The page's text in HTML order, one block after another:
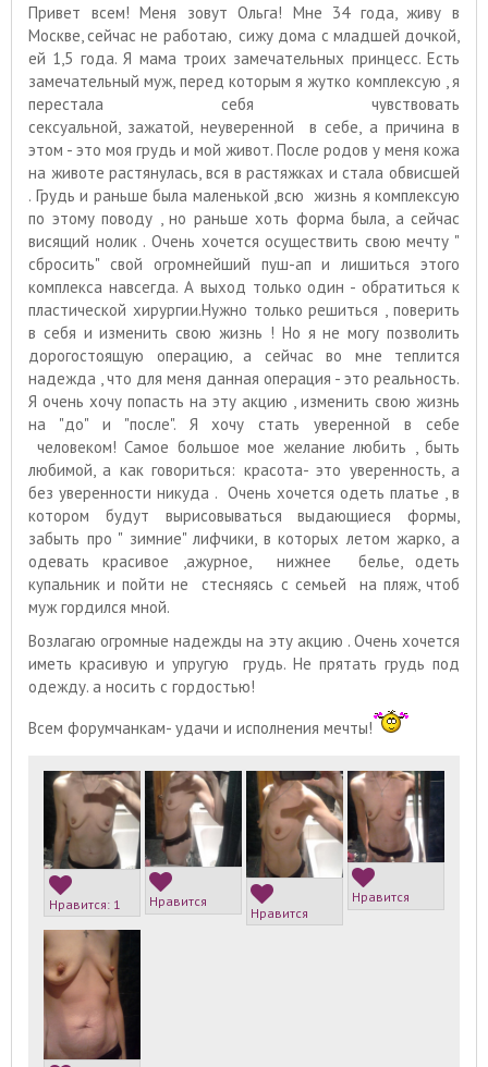
Привет всем! Меня зовут Ольга! Мне 34 года, живу в
Москве, сейчас не работаю, сижу дома с младшей дочкой,
ей 1,5 года. Я мама троих замечательных принцесс. Есть
замечательный муж, перед которым я жутко комплексую , я
перестала себя чувствовать
сексуальной, зажатой, неуверенной в себе, а причина в
этом - это моя грудь и мой живот. После родов у меня кожа
на животе растянулась, вся в растяжках и стала обвисшей
. Грудь и раньше была маленькой ,всю жизнь я комплексую
по этому поводу , но раньше хоть форма была, а сейчас
висящий нолик . Очень хочется осуществить свою мечту "
сбросить" свой огромнейший пуш-ап и лишиться этого
комплекса навсегда. А выход только один - обратиться к
пластической хирургии.Нужно только решиться , поверить
в себя и изменить свою жизнь ! Но я не могу позволить
дорогостоящую операцию, а сейчас во мне теплится
надежда , что для меня данная операция - это реальность.
Я очень хочу попасть на эту акцию , изменить свою жизнь
на "до" и "после". Я хочу стать уверенной в себе
человеком! Самое большое мое желание любить , быть
любимой, а как говориться: красота- это уверенность, а
без уверенности никуда . Очень хочется одеть платье , в
котором будут вырисовываться выдающиеся формы,
забыть про " зимние" лифчики, в которых летом жарко, а
одевать красивое ,ажурное, нижнее белье, одеть
купальник и пойти не стесняясь с семьей на пляж, чтоб
муж гордился мной.
Возлагаю огромные надежды на эту акцию . Очень хочется
иметь красивую и упругую грудь. Не прятать грудь под
одежду. а носить с гордостью!
Всем форумчанкам- удачи и исполнения мечты!
Нравится: 1 Нравится
Нравится
Нравится